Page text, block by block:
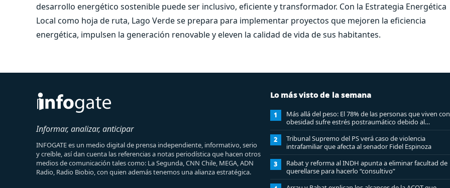
desarrollo energético sostenible puede ser inclusivo, eficiente y transformador. Con la Estrategia Energética
Local como hoja de ruta, Lago Verde se prepara para implementar proyectos que mejoren la eficiencia
energética, impulsen la generación renovable y eleven la calidad de vida de sus habitantes.
Informar, analizar, anticipar
INFOGATE es un medio digital de prensa independiente, informativo, serio
y creíble, así dan cuenta las referencias a notas periodística que hacen otros
medios de comunicación tales como: La Segunda, CNN Chile, MEGA, ADN
Radio, Radio Biobio, con quien además tenemos una alianza estratégica.
Lo más visto de la semana
1
Más allá del peso: El 78% de las personas que viven con
obesidad sufre estrés postraumático debido al
estigma
2
Tribunal Supremo del PS verá caso de violencia
intrafamiliar que afecta al senador Fidel Espinoza
3
Rabat y reforma al INDH apunta a eliminar facultad de
querellarse para hacerlo “consultivo”